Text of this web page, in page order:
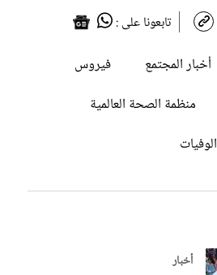
تابعونا على :
أخبار المجتمع
فيروس
منظمة الصحة العالمية
الوفيات
أخبار